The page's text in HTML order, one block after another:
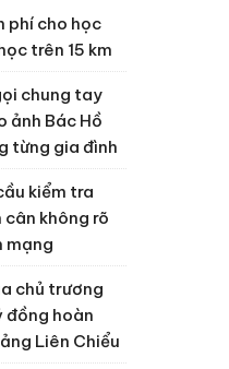
phí cho học
trên 15 km
chung tay
ảnh Bác Hồ
từng gia đình
kiểm tra
không rõ
mạng
chủ trương
đồng hoàn
Liên Chiểu